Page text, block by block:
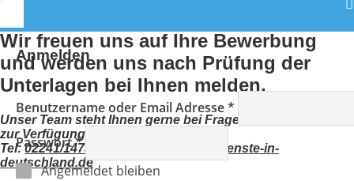
Wir freuen uns auf Ihre Bewerbung
und werden uns nach Prüfung der
Unterlagen bei Ihnen melden.
Unser Team steht Ihnen gerne bei Fragen auch telefonisch
zur Verfügung unter:
Tel:02241/1473295
job@pflegedienste-in-
deutschland.de
Anmelden
Benutzername oder Email Adresse *
Passwort *
Angemeldet bleiben